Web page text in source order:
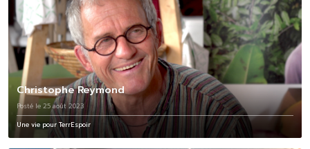
Christophe Reymond
Posté le 25 août 2023
Une vie pour TerrEspoir